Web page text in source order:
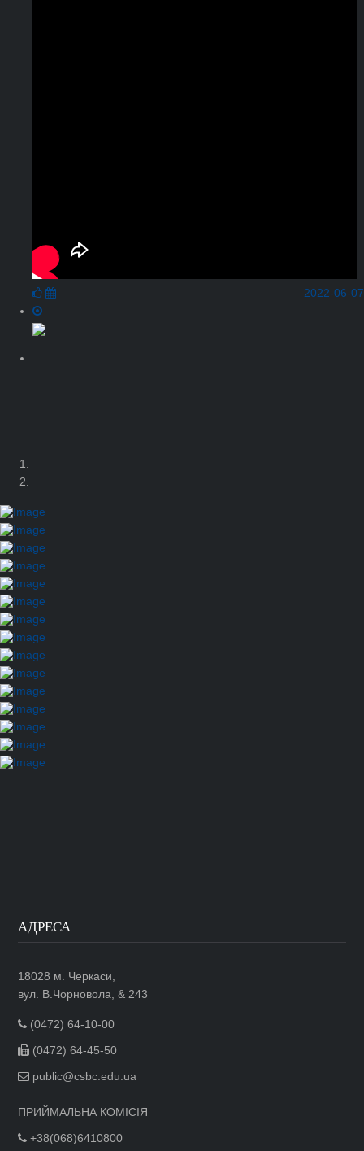
2022-06-07
АДРЕСА
18028 м. Черкаси,
вул. В.Чорновола, & 243
(0472) 64-10-00
(0472) 64-45-50
public@csbc.edu.ua
ПРИЙМАЛЬНА КОМІСІЯ
+38(068)6410800